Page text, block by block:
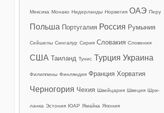
Мексика Монако Нидерланды Норвегия ОАЭ Перу
Польша Португалия Россия Румыния
Сейшелы Сингапур Сирия Словакия Словения
США Таиланд Тунис Турция Украина
Филиппины Финляндия Франция Хорватия
Черногория Чехия Швейцария Швеция Шри-
ланка Эстония ЮАР Ямайка Япония